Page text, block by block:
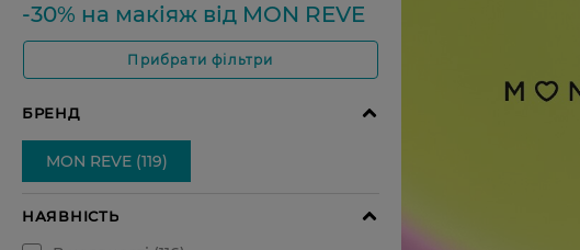
-30% на макіяж від MON REVE
Прибрати фільтри